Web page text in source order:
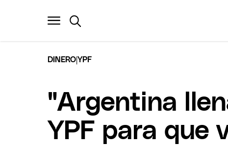
DINERO|YPF
"Argentina
YPF para que